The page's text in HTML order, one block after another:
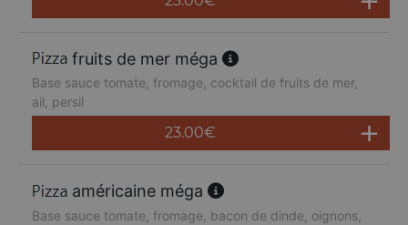
fruits de mer méga
Base sauce tomate, fromage, cocktail de fruits de mer,
ail, persil
23.00€
américaine méga
Base sauce tomate, fromage, bacon de dinde, oignons,